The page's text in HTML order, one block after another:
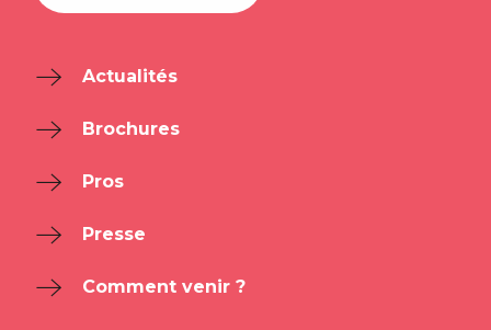
Actualités
Brochures
Pros
Presse
Comment venir ?